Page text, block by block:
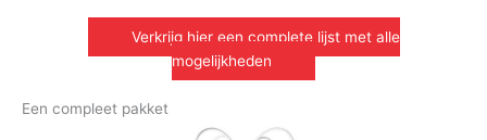
Verkrijg hier een complete lijst met alle
mogelijkheden
Een compleet pakket